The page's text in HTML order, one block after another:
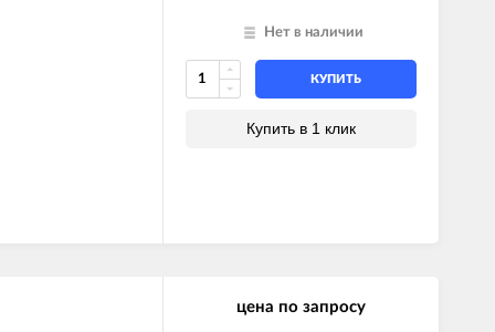
Нет в наличии
КУПИТЬ
Купить в 1 клик
цена по запросу